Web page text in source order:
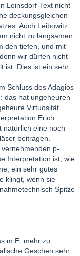
Leinsdorf-Text nicht
deckungsgleichen
Auch Leibowitz
nicht zu langsamen
den tiefen, und mit
wir dürfen nicht
ist. Dies ist ein sehr
Schluss des Adagios
das hat ungeheuren
Virtuosität.
Erich
natürlich eine noch
beitragen.
p-
Interpretation ist, wie
ein sehr gutes
klingt, wenn sie
Spitze
m.E. mehr zu
Geschen sehr